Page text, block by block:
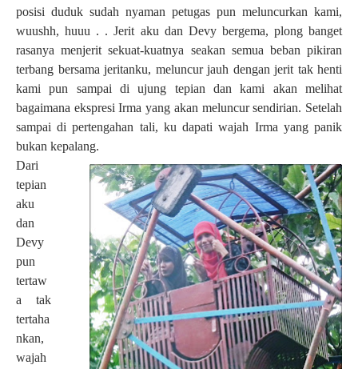
posisi duduk sudah nyaman petugas pun meluncurkan kami,
wuushh, huuu . . Jerit aku dan Devy bergema, plong banget
rasanya menjerit sekuat-kuatnya seakan semua beban pikiran
terbang bersama jeritanku, meluncur jauh dengan jerit tak henti
kami pun sampai di ujung tepian dan kami akan melihat
bagaimana ekspresi Irma yang akan meluncur sendirian. Setelah
sampai di pertengahan tali, ku dapati wajah Irma yang panik
bukan kepalang.
Dari
tepian
aku
dan
Devy
pun
tertaw
a tak
tertaha
nkan,
wajah